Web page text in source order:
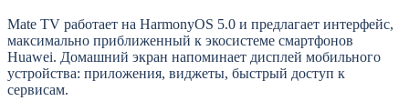
Mate TV работает на HarmonyOS 5.0 и предлагает интерфейс,
максимально приближенный к экосистеме смартфонов
Huawei. Домашний экран напоминает дисплей мобильного
устройства: приложения, виджеты, быстрый доступ к
сервисам.